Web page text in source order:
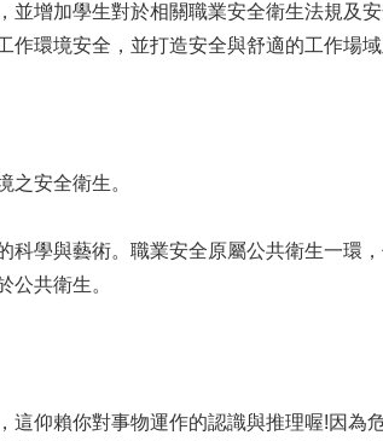
增加學生對於相關職業安全衛生法規及安
環境安全，並打造安全與舒適的工作場
之安全衛生。
學與藝術。職業安全原屬公共衛生一環
公共衛生。
仰賴你對事物運作的認識與推理喔!因為